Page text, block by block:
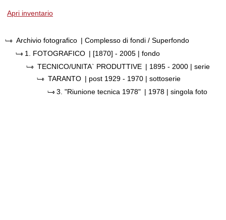
Apri inventario
Archivio fotografico | Complesso di fondi / Superfondo
1. FOTOGRAFICO | [1870] - 2005 | fondo
TECNICO/UNITA` PRODUTTIVE | 1895 - 2000 | serie
TARANTO | post 1929 - 1970 | sottoserie
3. "Riunione tecnica 1978" | 1978 | singola foto